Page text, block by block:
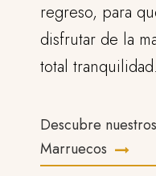
regreso, para
disfrutar de la
total tranquilidad.
Descubre
Marruecos